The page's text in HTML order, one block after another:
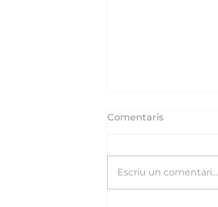
Comentaris
Escriu un comentari...